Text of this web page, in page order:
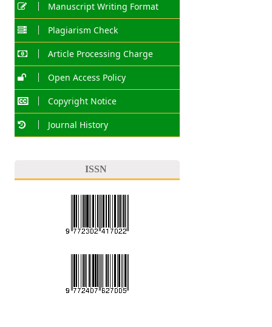
Manuscript Writing Format
Plagiarism Check
Article Processing Charge
Open Access Policy
Copyright Notice
Journal History
ISSN